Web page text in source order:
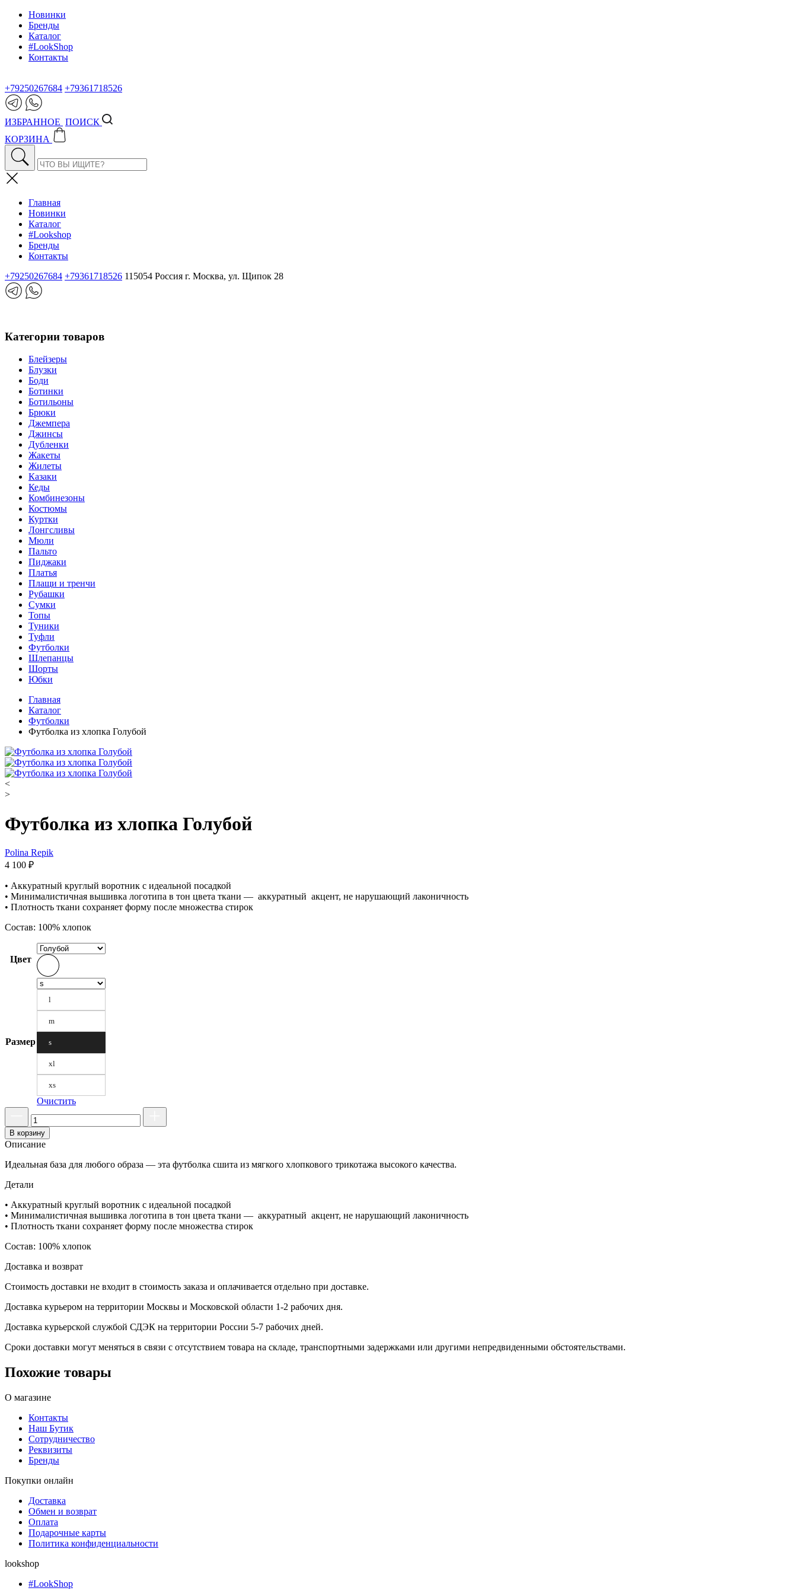
Новинки
Бренды
Каталог
#LookShop
Контакты
+79250267684 +79361718526
ИЗБРАННОЕ ПОИСК
КОРЗИНА
Главная
Новинки
Каталог
#Lookshop
Бренды
Контакты
+79250267684 +79361718526 115054 Россия г. Москва, ул. Щипок 28
Категории товаров
Блейзеры
Блузки
Боди
Ботинки
Ботильоны
Брюки
Джемпера
Джинсы
Дубленки
Жакеты
Жилеты
Казаки
Кеды
Комбинезоны
Костюмы
Куртки
Лонгсливы
Мюли
Пальто
Пиджаки
Платья
Плащи и тренчи
Рубашки
Сумки
Топы
Туники
Туфли
Футболки
Шлепанцы
Шорты
Юбки
Главная
Каталог
Футболки
Футболка из хлопка Голубой
<
>
Футболка из хлопка Голубой
Polina Repik
4 100 ₽
• Аккуратный круглый воротник с идеальной посадкой
• Минималистичная вышивка логотипа в тон цвета ткани — аккуратный акцент, не нарушающий лаконичность
• Плотность ткани сохраняет форму после множества стирок
Состав: 100% хлопок
Цвет
Размер
l
m
s
xl
xs
Очистить
В корзину
Описание
Идеальная база для любого образа — эта футболка сшита из мягкого хлопкового трикотажа высокого качества.
Детали
• Аккуратный круглый воротник с идеальной посадкой
• Минималистичная вышивка логотипа в тон цвета ткани — аккуратный акцент, не нарушающий лаконичность
• Плотность ткани сохраняет форму после множества стирок
Состав: 100% хлопок
Доставка и возврат
Стоимость доставки не входит в стоимость заказа и оплачивается отдельно при доставке.
Доставка курьером на территории Москвы и Московской области 1-2 рабочих дня.
Доставка курьерской службой СДЭК на территории России 5-7 рабочих дней.
Сроки доставки могут меняться в связи с отсутствием товара на складе, транспортными задержками или другими непредвиденными обстоятельствами.
Похожие товары
О магазине
Контакты
Наш Бутик
Сотрудничество
Реквизиты
Бренды
Покупки онлайн
Доставка
Обмен и возврат
Оплата
Подарочные карты
Политика конфиденциальности
lookshop
#LookShop